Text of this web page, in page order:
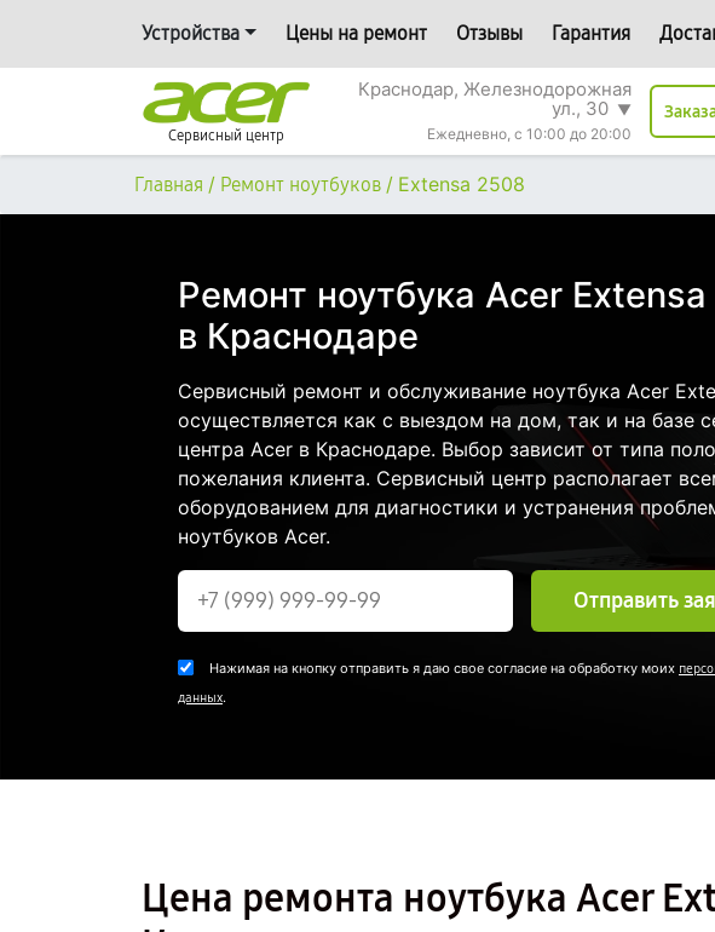
Устройства Цены на ремонт Отзывы Гарантия
Сервисный центр
Краснодар, Железнодорожная
ул., 30 ▼
Ежедневно, с 10:00 до 20:00
Главная / Ремонт ноутбуков / Extensa 2508
Ремонт ноутбука Acer
в Краснодаре
Сервисный ремонт и обслуживание ноутбука Acer
осуществляется как с выездом на дом, так и на базе
центра Acer в Краснодаре. Выбор зависит от типа
пожелания клиента. Сервисный центр располагает
оборудованием для диагностики и устранения
ноутбуков Acer.
Отправить
Нажимая на кнопку отправить я даю свое согласие на обработку моих
данных.
Цена ремонта ноутбука Acer